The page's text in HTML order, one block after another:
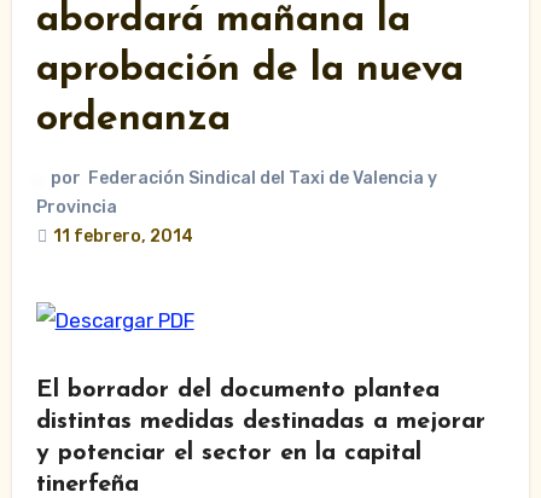
abordará mañana la
aprobación de la nueva
ordenanza
por Federación Sindical del Taxi de Valencia y
Provincia
11 febrero, 2014
El borrador del documento plantea
distintas medidas destinadas a mejorar
y potenciar el sector en la capital
tinerfeña